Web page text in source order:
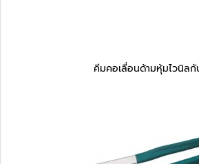
คีมคอเลื่อนด้ามหุ้มไวนิล